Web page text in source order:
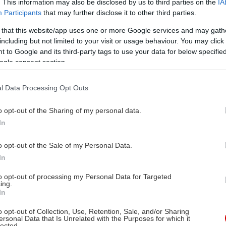
This information may also be disclosed by us to third parties on the
Participants that may further disclose it to other third parties.
that this website/app uses one or more Google services and may
but not limited to your visit or usage behaviour. You may
to Google and its third-party tags to use your data for below
consent section.
Data Processing Opt Outs
opt-out of the Sharing of my personal data.
opt-out of the Sale of my Personal Data.
opt-out of processing my Personal Data for Targeted
opt-out of Collection, Use, Retention, Sale, and/or Sharing
Data that Is Unrelated with the Purposes for which it
χρόνια αργότερα,ο δεύτερος βρίσκεται
πρώτος καλείται για την αναγνώριση.Εκεί
γνωριμίας, τον ενθουσιασμό τους και τις
προβλήματα, τη ζωή τους στην πόλη-
με μια κοπέλα της τάξης του και
ο Κανταρτζής εργαζόταν ως καθηγητής).
τους πια, το εβδομαδιαίο ραντεβού τους για
σημείο του μυθιστορήματος είναι ακριβώς
με την «κανονική» ζωή. Προβλήματα με